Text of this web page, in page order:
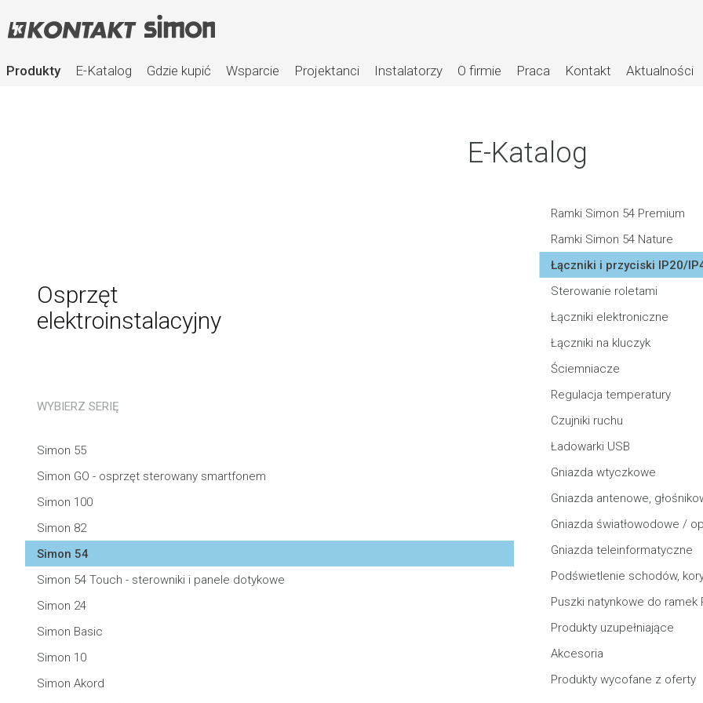
Produkty E-Katalog Gdzie kupić Wsparcie Projektanci Instalatorzy O firmie Praca Kontakt Aktualności
E-Katalog
Osprzęt
elektroinstalacyjny
WYBIERZ SERIĘ
Simon 55
Simon GO - osprzęt sterowany smartfonem
Simon 100
Simon 82
Simon 54
Ramki Simon 54 Premium
Ramki Simon 54 Nature
Łączniki i przyciski IP20/
Sterowanie roletami
Łączniki elektroniczne
Łączniki na kluczyk
Ściemniacze
Regulacja temperatury
Czujniki ruchu
Ładowarki USB
Gniazda wtyczkowe
Gniazda antenowe,
Gniazda światłowodowe /
Gniazda teleinformatyczne
Podświetlenie schodów,
Puszki natynkowe do ramek
Produkty uzupełniające
Akcesoria
Produkty wycofane z oferty
Simon 54 Touch - sterowniki i panele dotykowe
Simon 24
Simon Basic
Simon 10
Simon Akord
Systemy
rozprowadzania
energii
Produkty do montażu
Produkty do montażu w
Produkty do montażu
Puszki podłogowe
Kanały instalacyjne
Wyposażenie
Stacje ładowania pojazdów